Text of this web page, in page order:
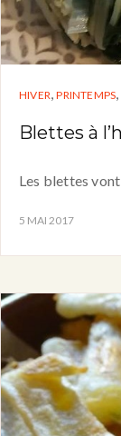
HIVER,PRINTEMPS,
Blettes à
Les blettes
5 MAI 2017